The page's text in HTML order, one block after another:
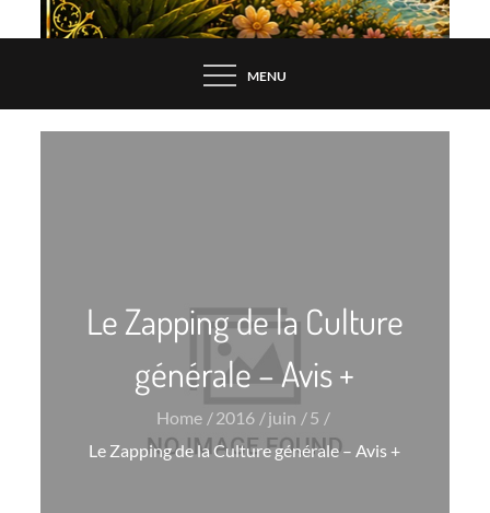
MENU
Le Zapping de la Culture
générale – Avis +
Home 2016 juin
5
Le Zapping de la Culture générale – Avis +